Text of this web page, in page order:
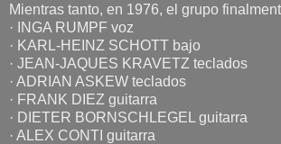
Mientras tanto, en 1976, el grupo
· INGA RUMPF voz
· KARL-HEINZ SCHOTT bajo
· JEAN-JAQUES KRAVETZ teclados
· ADRIAN ASKEW teclados
· FRANK DIEZ guitarra
· DIETER BORNSCHLEGEL guitarra
· ALEX CONTI guitarra